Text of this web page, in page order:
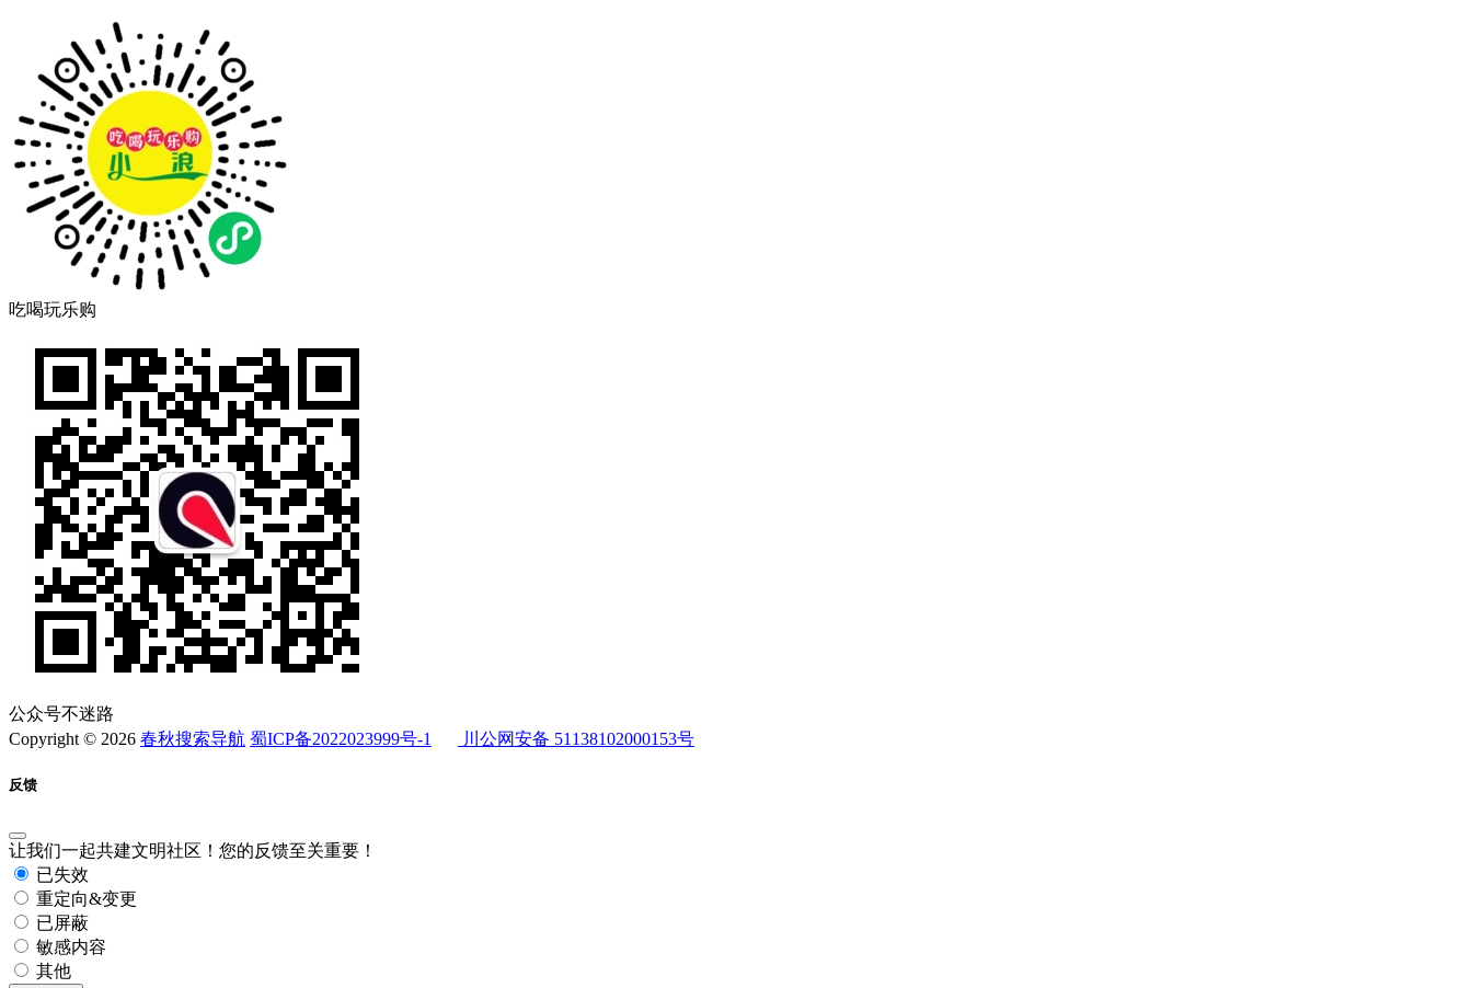
吃喝玩乐购
公众号不迷路
Copyright © 2026 春秋搜索导航 蜀ICP备2022023999号-1 川公网安备 51138102000153号
反馈
让我们一起共建文明社区！您的反馈至关重要！
已失效
重定向&变更
已屏蔽
敏感内容
其他